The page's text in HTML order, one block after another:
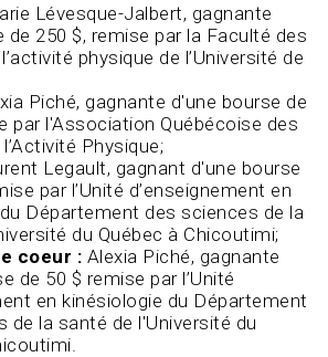
Lévesque-Jalbert, gagnante
de 250 $, remise par la Faculté des
physique de l’Université de
Piché, gagnante d'une bourse de
par l'Association Québécoise des
Physique;
Legault, gagnant d'une bourse
par l’Unité d’enseignement en
Département des sciences de la
du Québec à Chicoutimi;
coeur : Alexia Piché, gagnante
de 50 $ remise par l’Unité
en kinésiologie du Département
de la santé de l'Université du